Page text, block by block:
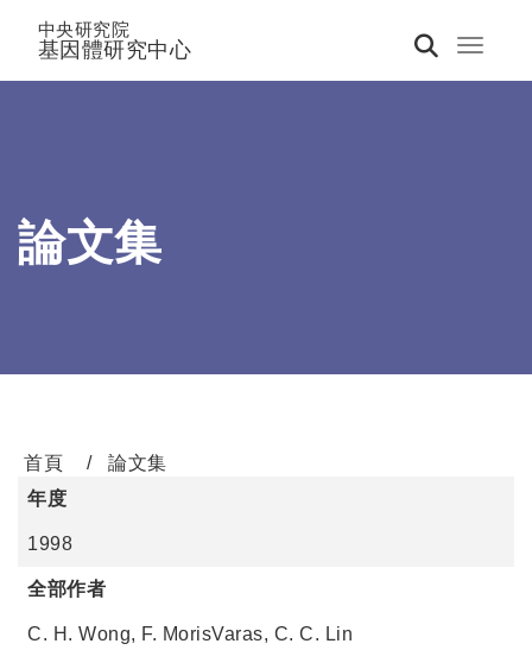
Toggle
中央研究院
基因體研究中心
論文集
首頁
論文集
年度
1998
全部作者
C. H. Wong, F. MorisVaras, C. C. Lin